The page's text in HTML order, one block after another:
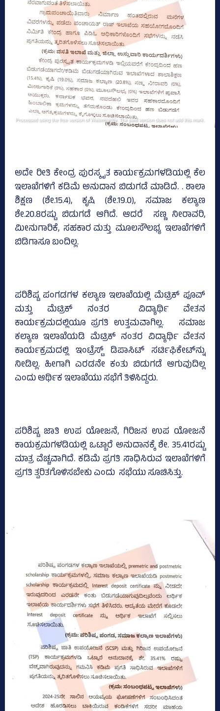
ಅದೇ ರೀತಿ ಕೇಂದ್ರ ಪುರಸ್ಕೃತ ಕಾರ್ಯಕ್ರಮಗಳಡಿಯಲ್ಲಿ ಕೆಲ
ಇಲಾಖೆಗಳಿಗೆ ಕಡಿಮೆ ಅನುದಾನ ಬಿಡುಗಡೆ ಮಾಡಿದೆ. . ಶಾಲಾ
ಶಿಕ್ಷಣ (ಶೇ.15.4), ಕೃಷಿ (ಶೇ.19.0), ಸಮಾಜ ಕಲ್ಯಾಣ
ಶೇ.20.8ರಷ್ಟು ಬಿಡುಗಡೆ ಆಗಿದೆ. ಆದರೆ ಸಣ್ಣ ನೀರಾವರಿ,
ಮೀನುಗಾರಿಕೆ, ಸಹಕಾರ ಮತ್ತು ಮೂಲಸೌಲಭ್ಯ ಇಲಾಖೆಗಳಿಗೆ
ಬಿಡಿಗಾಸೂ ಬಂದಿಲ್ಲ.
ಪರಿಶಿಷ್ಟ ಪಂಗಡಗಳ ಕಲ್ಯಾಣ ಇಲಾಖೆಯಲ್ಲಿ ಮೆಟ್ರಿಕ್‌ ಪೂವ್
ಮತ್ತು ಮೆಟ್ರಿಕ್‌ ನಂತರ ವಿದ್ಯಾರ್ಥಿ ವೇತನ
ಕಾರ್ಯಕ್ರಮದಲ್ಲಿಯೂ ಪ್ರಗತಿ ಉತ್ತಮವಾಗಿಲ್ಲ. ಸಮಾಜ
ಕಲ್ಯಾಣ ಇಲಾಖೆಯಡಿ ಮೆಟ್ರಿಕ್‌ ನಂತರ ವಿದ್ಯಾರ್ಥಿ ವೇತನ
ಕಾರ್ಯಕ್ರಮದಲ್ಲಿ ಇಂಟ್ರೆಸ್ಟ್‌ ಡಿಪಾಸಿಟ್‌ ಸರ್ಟಿಫಿಕೇಟ್‌ನ್ನು
ನೀಡಿಲ್ಲ. ಹೀಗಾಗಿ ಎರಡನೇ ಕಂತು ಬಿಡುಗಡೆ ಆಗುವುದಿಲ್ಲ
ಎಂದು ಆರ್ಥಿಕ ಇಲಾಖೆಯು ಸಭೆಗೆ ತಿಳಿಸಿದ್ದರು.
ಪರಿಶಿಷ್ಟ ಜಾತಿ ಉಪ ಯೋಜನೆ, ಗಿರಿಜನ ಉಪ ಯೋಜನೆ
ಕಾಯಕ್ರಮಗಳಡಿಯಲ್ಲಿ ಒಟ್ಟಾರೆ ಅನುದಾನಕ್ಕೆ ಶೇ. 35.41ರಷ್ಟು
ಮಾತ್ರ ವೆಚ್ಚವಾಗಿದೆ. ಕಡಿಮೆ ಪ್ರಗತಿ ಸಾಧಿಸಿರುವ ಇಲಾಖೆಗಳಿಗೆ
ಪ್ರಗತಿ ತ್ವರಿತಗೊಳಿಸಬೇಕು ಎಂದು ಸಭೆಯು ಸೂಚಿಸಿತ್ತು.